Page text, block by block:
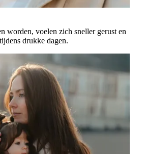
worden, voelen zich sneller gerust en
drukke dagen.